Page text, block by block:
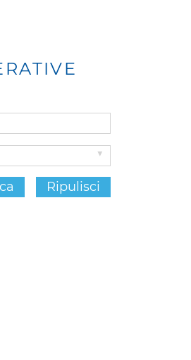
Ripulisci